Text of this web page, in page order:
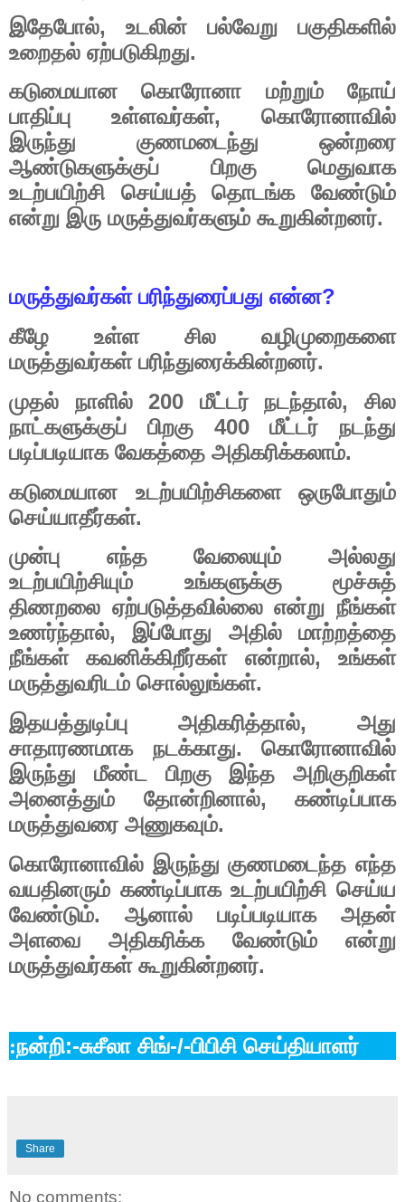
இதேபோல், உடலின் பல்வேறு
பகுதிகளில்
உறைதல் ஏற்படுகிறது.
கடுமையான கொரோனா மற்றும்
நோய்
பாதிப்பு
உள்ளவர்கள், கொரோனாவில்
இருந்து
குணமடைந்து
ஒன்றரை
ஆண்டுகளுக்குப்
பிறகு
மெதுவாக
உடற்பயிற்சி
செய்யத் தொடங்க
வேண்டும்
என்று இரு மருத்துவர்களும் கூறுகின்றனர்.
மருத்துவர்கள் பரிந்துரைப்பது என்ன?
கீழே உள்ள சில
வழிமுறைகளை
மருத்துவர்கள் பரிந்துரைக்கின்றனர்.
முதல் நாளில்200 மீட்டர் நடந்தால்,சில
நாட்களுக்குப்
பிறகு400மீட்டர்
நடந்து
படிப்படியாக வேகத்தை அதிகரிக்கலாம்.
கடுமையான உடற்பயிற்சிகளை
ஒருபோதும்
செய்யாதீர்கள்.
முன்பு எந்த வேலையும்
அல்லது
உடற்பயிற்சியும்
உங்களுக்கு
மூச்சுத்
திணறலை ஏற்படுத்தவில்லை என்று நீங்கள்
உணர்ந்தால்,இப்போது அதில்
மாற்றத்தை
நீங்கள்
கவனிக்கிறீர்கள் என்றால்,உங்கள்
மருத்துவரிடம் சொல்லுங்கள்.
இதயத்துடிப்பு அதிகரித்தால், அது
சாதாரணமாக
நடக்காது. கொரோனாவில்
இருந்து
மீண்ட பிறகு இந்த
அறிகுறிகள்
அனைத்தும்
தோன்றினால், கண்டிப்பாக
மருத்துவரை அணுகவும்.
கொரோனாவில் இருந்து குணமடைந்த எந்த
வயதினரும் கண்டிப்பாக உடற்பயிற்சி செய்ய
வேண்டும். ஆனால் படிப்படியாக
அதன்
அளவை
அதிகரிக்க வேண்டும்
என்று
மருத்துவர்கள் கூறுகின்றனர்.
:நன்றி:-சுசீலா சிங்-/-பிபிசி செய்தியாளர்
Share
No comments: